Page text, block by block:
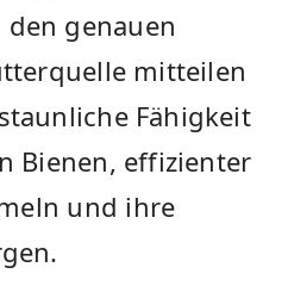
genauen
mitteilen⁣
Fähigkeit
⁢Bienen, effizienter
und​ ihre